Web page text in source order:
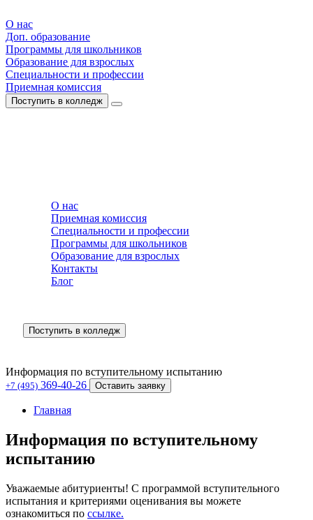
О нас
Доп. образование
Программы для школьников
Образование для взрослых
Специальности и профессии
Приемная комиссия
Поступить в колледж
О нас
Приемная комиссия
Специальности и профессии
Программы для школьников
Образование для взрослых
Контакты
Блог
Поступить в колледж
Информация по вступительному испытанию
+7 (495) 369-40-26 Оставить заявку
Главная
Информация по вступительному
испытанию
Уважаемые абитуриенты! С программой вступительного
испытания и критериями оценивания вы можете
ознакомиться по ссылке.